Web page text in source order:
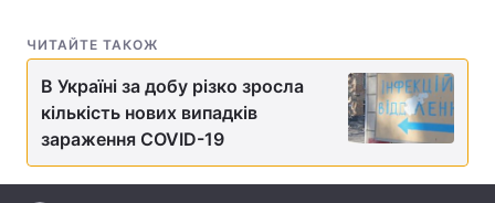
Економіка
Спорт Наука
Техно і зв'язок
Зброя Інциденти
ЧИТАЙТЕ ТАКОЖ
В Україні за добу різко зросла
кількість нових випадків
зараження COVID-19